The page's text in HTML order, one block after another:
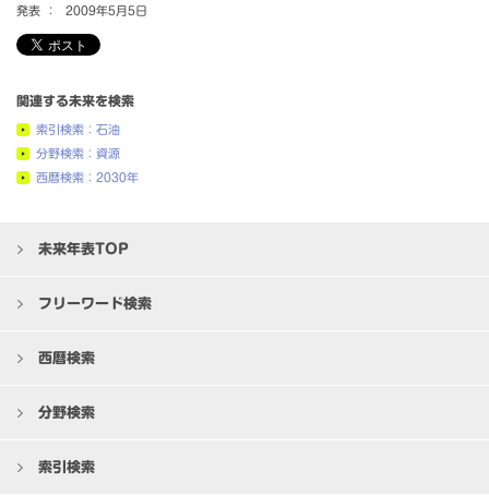
発表 ：
2009年5月5日
関連する未来を検索
索引検索：石油
分野検索：資源
西暦検索：2030年
未来年表TOP
フリーワード検索
西暦検索
分野検索
索引検索